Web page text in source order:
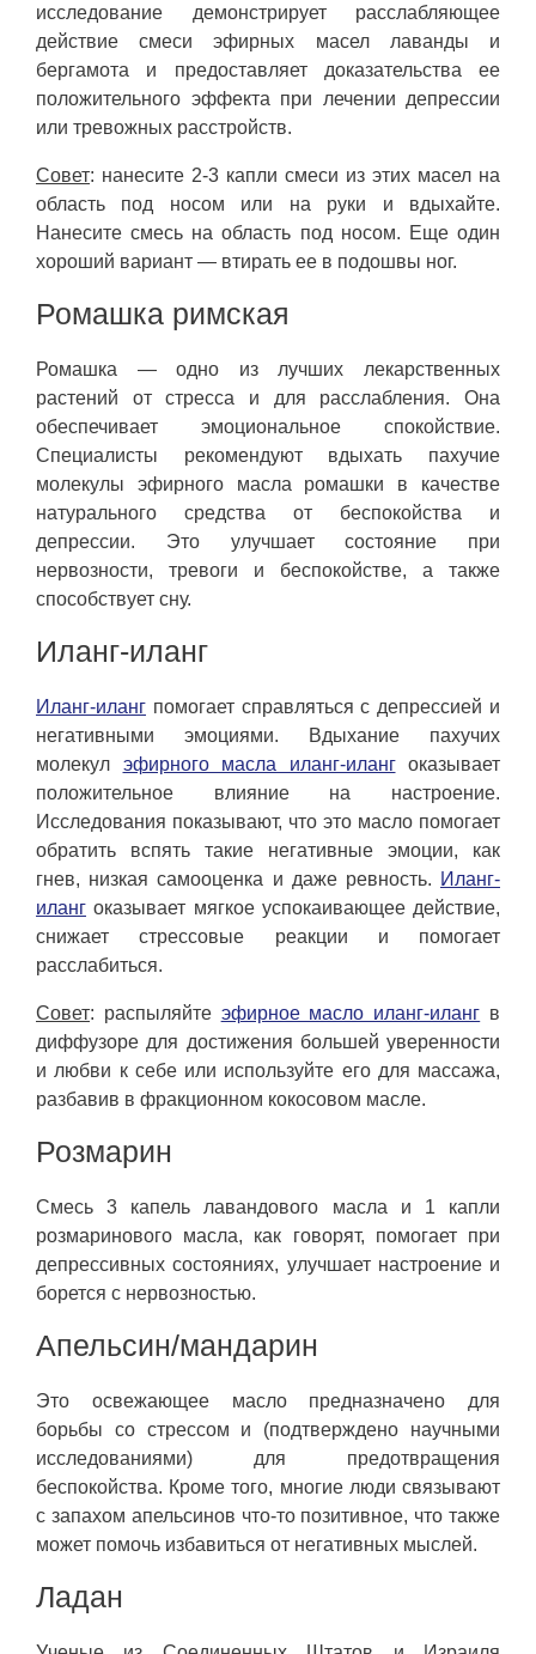
исследование демонстрирует расслабляющее
действие смеси эфирных масел лаванды и
бергамота и предоставляет доказательства ее
положительного эффекта при лечении депрессии
или тревожных расстройств.
Совет: нанесите 2-3 капли смеси из этих масел на
область под носом или на руки и вдыхайте.
Нанесите смесь на область под носом. Еще один
хороший вариант — втирать ее в подошвы ног.
Ромашка римская
Ромашка — одно из лучших лекарственных
растений от стресса и для расслабления. Она
обеспечивает эмоциональное спокойствие.
Специалисты рекомендуют вдыхать пахучие
молекулы эфирного масла ромашки в качестве
натурального средства от беспокойства и
депрессии. Это улучшает состояние при
нервозности, тревоги и беспокойстве, а также
способствует сну.
Иланг-иланг
Иланг-иланг помогает справляться с депрессией и
негативными эмоциями. Вдыхание пахучих
молекул эфирного масла иланг-илангоказывает
положительное влияние на настроение.
Исследования показывают, что это масло помогает
обратить вспять такие негативные эмоции, как
гнев, низкая самооценка и даже ревность. Иланг-
иланг оказывает мягкое успокаивающее действие,
снижает стрессовые реакции и помогает
расслабиться.
Совет: распыляйте эфирное масло иланг-иланг в
диффузоре для достижения большей уверенности
и любви к себе или используйте его для массажа,
разбавив в фракционном кокосовом масле.
Розмарин
Смесь 3 капель лавандового масла и 1 капли
розмаринового масла, как говорят, помогает при
депрессивных состояниях, улучшает настроение и
борется с нервозностью.
Апельсин/мандарин
Это освежающее масло предназначено для
борьбы со стрессом и (подтверждено научными
исследованиями) для предотвращения
беспокойства. Кроме того, многие люди связывают
с запахом апельсинов что-то позитивное, что также
может помочь избавиться от негативных мыслей.
Ладан